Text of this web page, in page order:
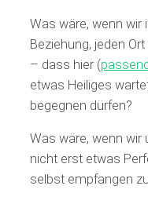
Was wäre, wenn wir
Beziehung, jeden
– dass hier (
etwas Heiliges
begegnen dürfen?
Was wäre, wenn wir
nicht erst etwas
selbst empfangen